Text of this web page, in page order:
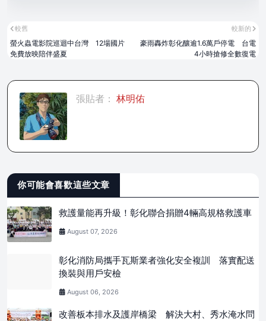
較新的
豪雨轟炸彰化釀逾1.6萬戶停電 台電
4小時搶修全數復電
較舊
螢火蟲電影院巡迴中台灣 12場國片
免費放映陪伴盛夏
張貼者： 林明佑
你可能會喜歡這些文章
救護量能再升級！彰化聯合捐贈4輛高規格救護車
August 07, 2026
彰化消防局攜手瓦斯業者強化安全複訓 落實配送
換裝與用戶安檢
August 06, 2026
改善板本排水及護岸橋梁 解決大村、秀水淹水問